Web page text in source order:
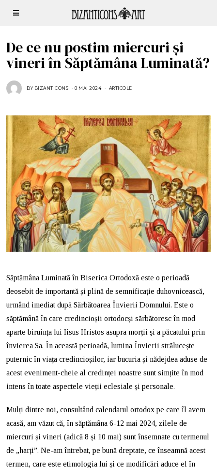
De ce nu postim miercuri și
vineri în Săptămâna Luminată?
BY BIZANTICONS 8 MAI 2024
0
2
4
ARTICOLE
Săptămâna Luminată în Biserica Ortodoxă este o perioadă
deosebit de importantă și plină de semnificație duhovnicească,
urmând imediat după Sărbătoarea Învierii Domnului. Este o
săptămână în care credincioșii ortodocși sărbătoresc în mod
aparte biruința lui Iisus Hristos asupra morții și a păcatului prin
învierea Sa. În această perioadă, lumina Învierii strălucește
puternic în viața credincioșilor, iar bucuria și nădejdea aduse de
acest eveniment-cheie al credinței noastre sunt simțite în mod
intens în toate aspectele vieții eclesiale și personale.
Mulți dintre noi, consultând calendarul ortodox pe care îl avem
acasă, am văzut că, în săptămâna 6-12 mai 2024, zilele de
miercuri și vineri (adică 8 și 10 mai) sunt însemnate cu termenul
de „harți”. Ne-am întrebat, pe bună dreptate, ce înseamnă acest
termen, care este etimologia lui și ce modificări aduce el în